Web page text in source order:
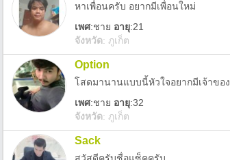
หาเพื่อนครับ อยากมีเพื่อนใหม่
เพศ:ชาย อายุ:21
จังหวัด: ภูเก็ต
Option
โสดมานานแบบนี้หัวใจอยากมีเจ้าของ
เพศ:ชาย อายุ:32
จังหวัด: ภูเก็ต
Sack